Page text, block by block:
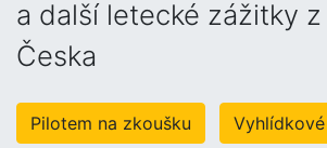
a další letecké zážitky
Česka
Pilotem na zkoušku